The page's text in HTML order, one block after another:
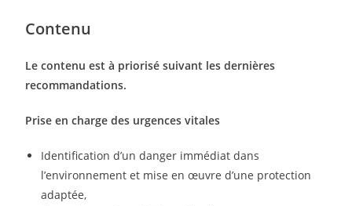
Contenu
Le contenu est à priorisé suivant les dernières
recommandations.
Prise en charge des urgences vitales
Identification d’un danger immédiat dans
l’environnement et mise en œuvre d’une protection
adaptée,